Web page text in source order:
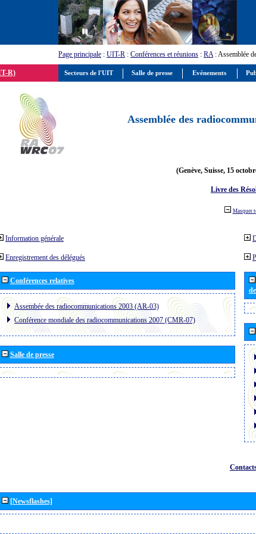
Page principale : UIT-R : Conférences et réunions : RA: Assemblée
R)
Assemblée des
(Genève, Suisse, 15
Livre des
Masquer
Information générale
Enregistrement des délégués
Conférences relatives
Assembée des radiocommunications 2003 (AR-03)
Conférence mondiale des radiocommunications 2007 (CMR-07)
Salle de presse
[Newsflashes]
Secteurs de l'UIT Salle de presse Evénements